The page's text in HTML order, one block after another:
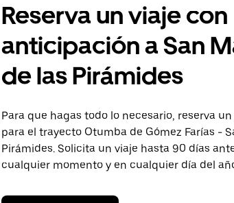
Reserva un viaje con
anticipación a San
de las Pirámides
Para que hagas todo lo necesario, reserva
para el trayecto Otumba de Gómez Farías -
Pirámides. Solicita un viaje hasta 90 días
cualquier momento y en cualquier día del